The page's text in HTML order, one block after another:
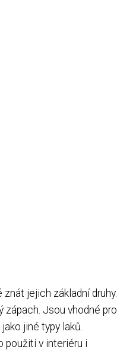
jejich základní druhy.
zápach. Jsou vhodné pro
jiné typy laků.
použití v interiéru i